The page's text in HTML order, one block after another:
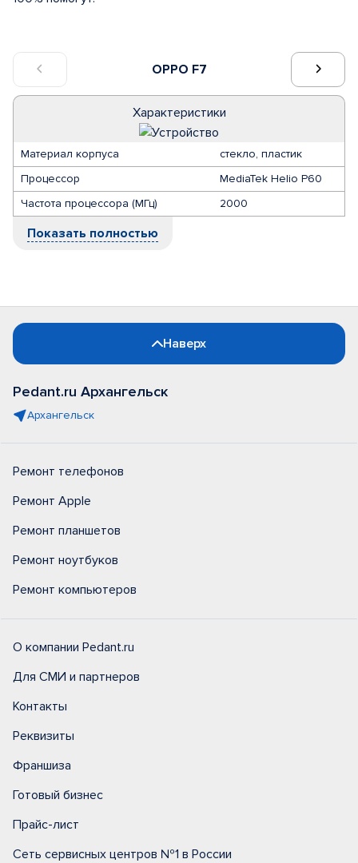
OPPO F7
Характеристики
Материал корпуса
стекло, пластик
Процессор
MediaTek Helio P60
Частота процессора (МГц)
2000
Показать полностью
Наверх
Pedant.ru Архангельск
Архангельск
Ремонт телефонов
Ремонт Apple
Ремонт планшетов
Ремонт ноутбуков
Ремонт компьютеров
О компании Pedant.ru
Для СМИ и партнеров
Контакты
Реквизиты
Франшиза
Готовый бизнес
Прайс-лист
Сеть сервисных центров №1 в России